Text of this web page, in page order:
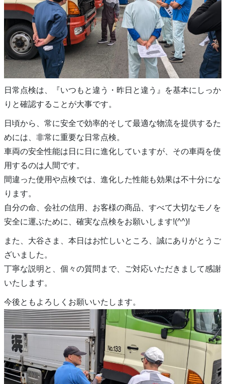
日常点検は、『いつもと違う・昨日と違う』を基本にしっか
りと確認することが大事です。
日頃から、常に安全で効率的そして最適な物流を提供するた
めには、非常に重要な日常点検。
車両の安全性能は日に日に進化していますが、その車両を使
用するのは人間です。
間違った使用や点検では、進化した性能も効果は不十分にな
ります。
自分の命、会社の信用、お客様の商品、すべて大切なモノを
安全に運ぶために、確実な点検をお願いします!(^^)!
また、大谷さま、本日はお忙しいところ、誠にありがとうご
ざいました。
丁寧な説明と、個々の質問まで、ご対応いただきまして感謝
いたします。
今後ともよろしくお願いいたします。